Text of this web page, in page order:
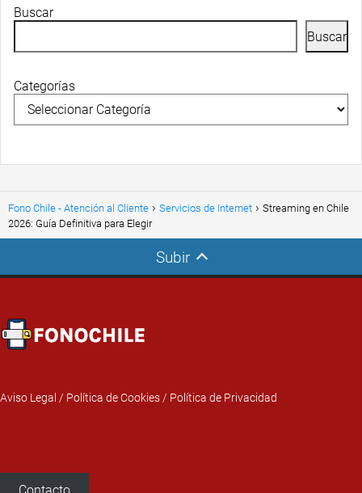
Buscar
Buscar
Categorías
Fono Chile - Atención al Cliente Servicios de Internet
Streaming en Chile
2026: Guía Definitiva para Elegir
Subir
Aviso Legal / Política de Cookies / Política de Privacidad